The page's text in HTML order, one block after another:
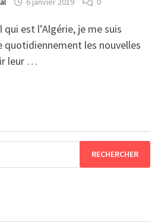
est l’Algérie, je me suis
quotidiennement les nouvelles
leur …